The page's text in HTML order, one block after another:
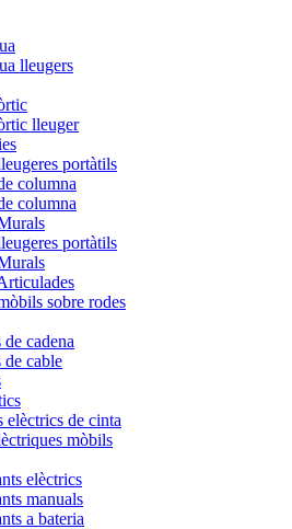
lleugers
lleuger
portàtils
columna
columna
portàtils
sobre rodes
cadena
de cable
elèctrics de cinta
mòbils
elèctrics
manuals
a bateria